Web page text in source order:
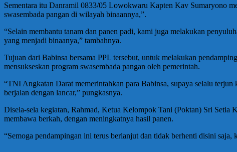
Sementara itu Danramil 0833/05 Lowokwaru Kapten Kav Sumaryono
swasembada pangan di wilayah binaannya,”.
“Selain membantu tanam dan panen padi, kami juga melakukan
yang menjadi binaanya,” tambahnya.
Tujuan dari Babinsa bersama PPL tersebut, untuk melakukan
mensukseskan program swasembada pangan oleh pemerintah.
“TNI Angkatan Darat memerintahkan para Babinsa, supaya selalu
berjalan dengan lancar,” pungkasnya.
Disela-sela kegiatan, Rahmad, Ketua Kelompok Tani (Poktan) Sri Setia
membawa berkah, dengan meningkatnya hasil panen.
“Semoga pendampingan ini terus berlanjut dan tidak berhenti disini